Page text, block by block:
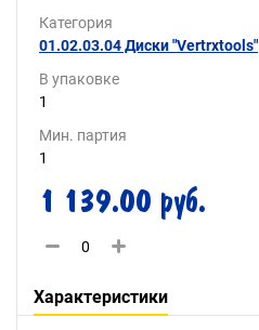
Категория
01.02.03.04 Диски "Vertrxtools"
В упаковке
1
Мин. партия
1
1 139.00 руб.
Характеристики